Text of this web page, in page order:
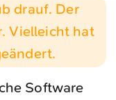
drauf. Der
Vielleicht hat
Software